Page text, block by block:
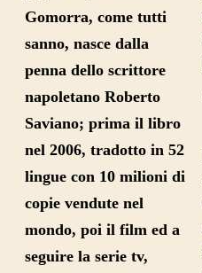
Gomorra, come tutti
sanno, nasce dalla
penna dello scrittore
napoletano Roberto
Saviano; prima il libro
nel 2006, tradotto in 52
lingue con 10 milioni di
copie vendute nel
mondo, poi il film ed a
seguire la serie tv,